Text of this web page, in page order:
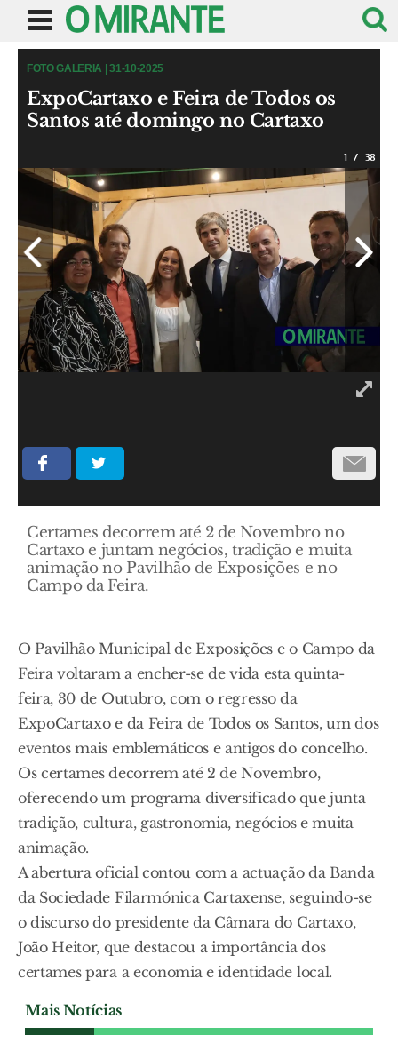
FOTO GALERIA | 31-10-2025
ExpoCartaxo e Feira de Todos os
Santos até domingo no Cartaxo
1 / 38
Certames decorrem até 2 de Novembro no
Cartaxo e juntam negócios, tradição e muita
animação no Pavilhão de Exposições e no
Campo da Feira.
O Pavilhão Municipal de Exposições e o Campo da
Feira voltaram a encher-se de vida esta quinta-
feira, 30 de Outubro, com o regresso da
ExpoCartaxo e da Feira de Todos os Santos, um dos
eventos mais emblemáticos e antigos do concelho.
Os certames decorrem até 2 de Novembro,
oferecendo um programa diversificado que junta
tradição, cultura, gastronomia, negócios e muita
animação.
A abertura oficial contou com a actuação da Banda
da Sociedade Filarmónica Cartaxense, seguindo-se
o discurso do presidente da Câmara do Cartaxo,
João Heitor, que destacou a importância dos
certames para a economia e identidade local.
Mais Notícias